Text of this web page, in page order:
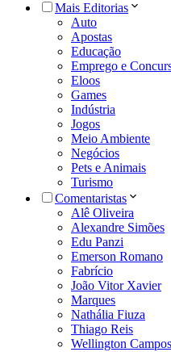
Mais Editorias
Auto
Apostas
Educação
Emprego e
Eloos
Games
Indústria
Jogos
Meio Ambiente
Negócios
Pets e Animais
Turismo
Comentaristas
Alê Oliveira
Alexandre Simões
Edu Panzi
Emerson Romano
Fabrício
João Vitor Xavier
Marques
Nathália Fiuza
Thiago Reis
Wellington Campos